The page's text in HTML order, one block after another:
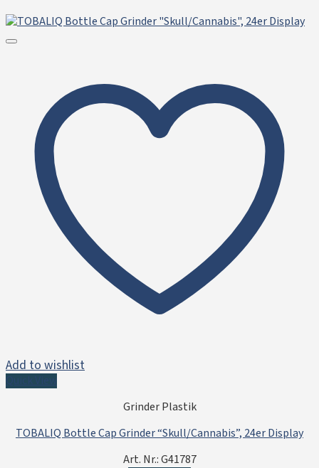
Add to wishlist
Grinder Plastik
TOBALIQ Bottle Cap Grinder “Skull/Cannabis”, 24er Display
Art. Nr.: G41787